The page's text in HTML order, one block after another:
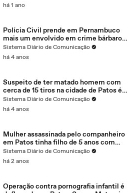
há 1 ano
Polícia Civil prende em Pernambuco
mais um envolvido em crime bárbaro
ocorrido em Patos
Sistema Diário de Comunicação
há 4 anos
Suspeito de ter matado homem com
cerca de 15 tiros na cidade de Patos é
preso no Ceará
Sistema Diário de Comunicação
há 4 anos
Mulher assassinada pelo companheiro
em Patos tinha filho de 5 anos com
assassino, diz delegado
Sistema Diário de Comunicação
há 2 anos
Operação contra pornografia infantil é